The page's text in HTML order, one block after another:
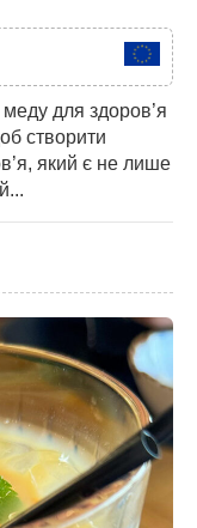
для здоров’я
створити
який є не лише